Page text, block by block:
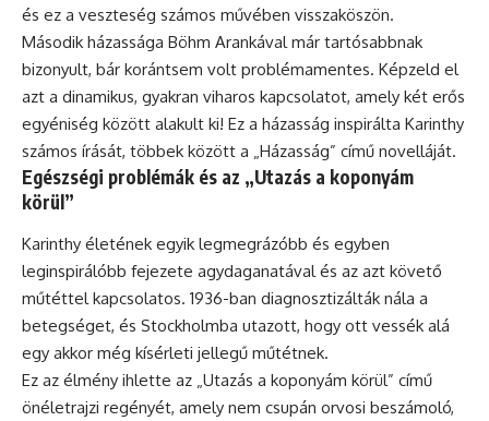
és ez a veszteség számos művében visszaköszön.
Második házassága Böhm Arankával már tartósabbnak
bizonyult, bár korántsem volt problémamentes. Képzeld el
azt a dinamikus, gyakran viharos kapcsolatot, amely két erős
egyéniség között alakult ki! Ez a házasság inspirálta Karinthy
számos írását, többek között a „Házasság” című novelláját.
Egészségi problémák és az „Utazás a koponyám
körül”
Karinthy életének egyik legmegrázóbb és egyben
leginspirálóbb fejezete agydaganatával és az azt követő
műtéttel kapcsolatos. 1936-ban diagnosztizálták nála a
betegséget, és Stockholmba utazott, hogy ott vessék alá
egy akkor még kísérleti jellegű műtétnek.
Ez az élmény ihlette az „Utazás a koponyám körül” című
önéletrajzi regényét, amely nem csupán orvosi beszámoló,